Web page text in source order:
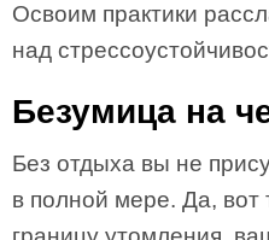
Освоим практики
над
Безумица на
Без отдыха вы не
в полной мере. Да,